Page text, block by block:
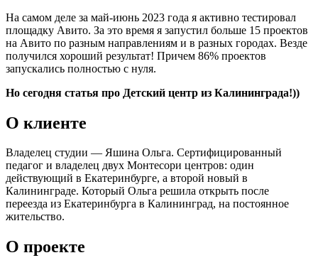
На самом деле за май-июнь 2023 года я активно тестировал
площадку Авито. За это время я запустил больше 15 проектов
на Авито по разным направлениям и в разных городах. Везде
получился хороший результат! Причем 86% проектов
запускались полностью с нуля.
Но сегодня статья про Детский центр из Калининграда!))
О клиенте
Владелец студии — Яшина Ольга. Сертифицированный
педагог и владелец двух Монтесори центров: один
действующий в Екатеринбурге, а второй новый в
Калининграде. Который Ольга решила открыть после
переезда из Екатеринбурга в Калининград, на постоянное
жительство.
О проекте